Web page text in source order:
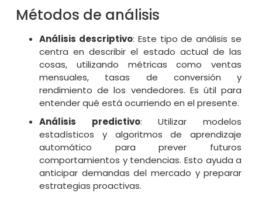
Métodos de análisis
Análisis descriptivo: Este tipo de análisis se
centra en describir el estado actual de las
cosas, utilizando métricas como ventas
mensuales, tasas de conversión y
rendimiento de los vendedores. Es útil para
entender qué está ocurriendo en el presente.
Análisis predictivo: Utilizar modelos
estadísticos y algoritmos de aprendizaje
automático para prever futuros
comportamientos y tendencias. Esto ayuda a
anticipar demandas del mercado y preparar
estrategias proactivas.